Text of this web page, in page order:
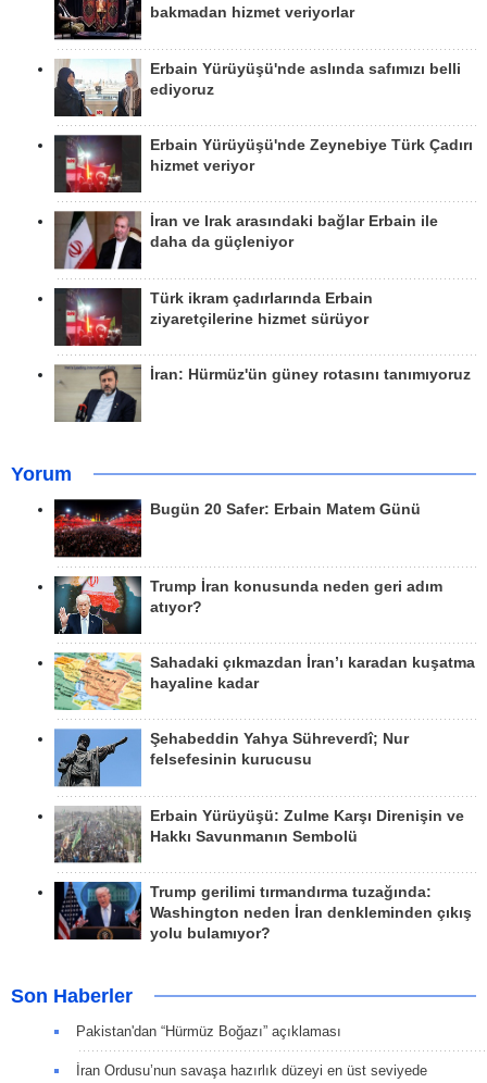
bakmadan hizmet veriyorlar
Erbain Yürüyüşü'nde aslında safımızı belli
ediyoruz
Erbain Yürüyüşü'nde Zeynebiye Türk Çadırı
hizmet veriyor
İran ve Irak arasındaki bağlar Erbain ile
daha da güçleniyor
Türk ikram çadırlarında Erbain
ziyaretçilerine hizmet sürüyor
İran: Hürmüz'ün güney rotasını tanımıyoruz
Yorum
Bugün 20 Safer: Erbain Matem Günü
Trump İran konusunda neden geri adım
atıyor?
Sahadaki çıkmazdan İran’ı karadan kuşatma
hayaline kadar
Şehabeddin Yahya Sühreverdî; Nur
felsefesinin kurucusu
Erbain Yürüyüşü: Zulme Karşı Direnişin ve
Hakkı Savunmanın Sembolü
Trump gerilimi tırmandırma tuzağında:
Washington neden İran denkleminden çıkış
yolu bulamıyor?
Son Haberler
Pakistan'dan “Hürmüz Boğazı” açıklaması
İran Ordusu’nun savaşa hazırlık düzeyi en üst seviyede